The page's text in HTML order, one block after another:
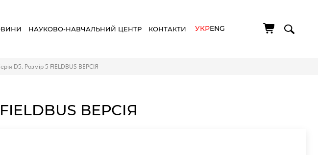
НАУКОВО-НАВЧАЛЬНИЙ ЦЕНТР КОНТАКТИ УКРENG
D5. Розмір 5 FIELDBUS ВЕРСІЯ
ВЕРСІЯ